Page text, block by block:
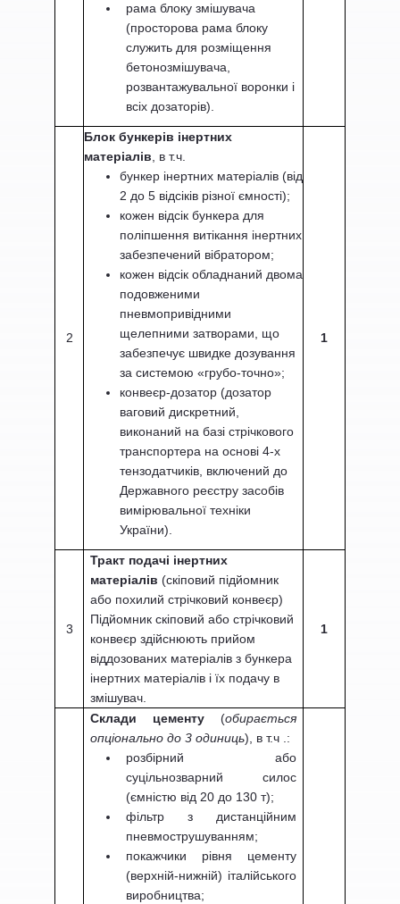
рама блоку змішувача
(просторова рама блоку
служить для розміщення
бетонозмішувача,
розвантажувальної воронки і
всіх дозаторів).
2
Блок бункерів інертних
матеріалів , в т.ч.
бункер інертних матеріалів (від
2 до 5 відсіків різної ємності);
кожен відсік бункера для
поліпшення витікання інертних
забезпечений вібратором;
кожен відсік обладнаний двома
подовженими
пневмопривідними
щелепними затворами, що
забезпечує швидке дозування
за системою «грубо-точно»;
конвеєр-дозатор (дозатор
ваговий дискретний,
виконаний на базі стрічкового
транспортера на основі 4-х
тензодатчиків, включений до
Державного реєстру засобів
вимірювальної техніки
України).
1
3
Тракт подачі інертних
матеріалів (скіповий підйомник
або похилий стрічковий конвеєр)
Підйомник скіповий або стрічковий
конвеєр здійснюють прийом
віддозованих матеріалів з бункера
інертних матеріалів і їх подачу в
змішувач.
1
Склади цементу (обирається
опціонально до 3 одиниць), в т.ч .:
розбірний або
суцільнозварний силос
(ємністю від 20 до 130 т);
фільтр з дистанційним
пневмострушуванням;
покажчики рівня цементу
(верхній-нижній) італійського
виробництва;